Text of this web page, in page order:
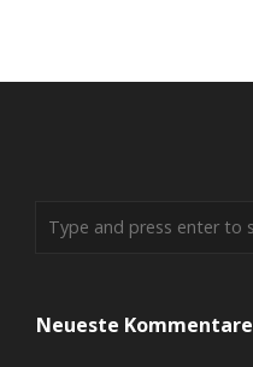
Neueste Kommentare